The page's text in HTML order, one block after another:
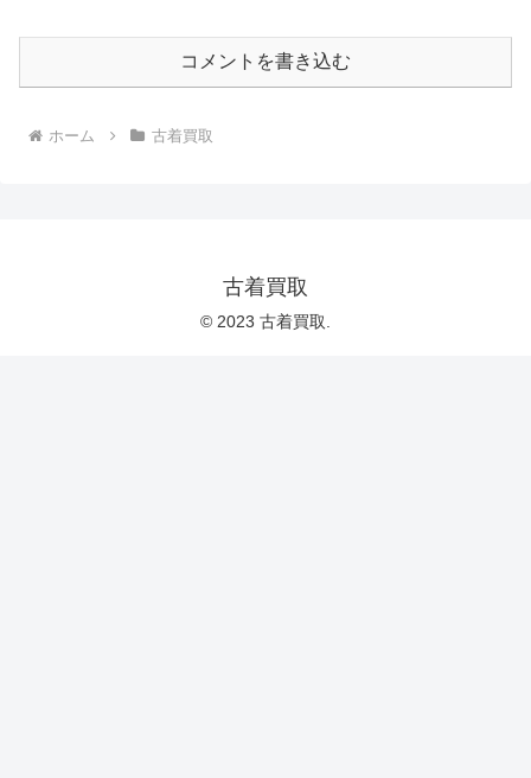
コメントを書き込む
ホーム 古着買取
古着買取
© 2023 古着買取.